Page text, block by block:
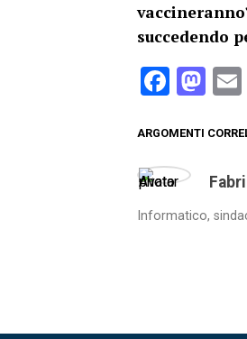
succedendo
ARGOMENTI
Informatico,